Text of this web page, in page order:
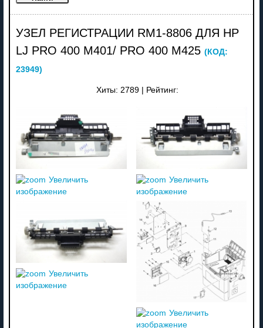
УЗЕЛ РЕГИСТРАЦИИ RM1-8806 ДЛЯ HP
LJ PRO 400 M401/ PRO 400 M425 (КОД:
23949)
Хиты: 2789 Рейтинг:
Увеличить
изображение
Увеличить
изображение
Увеличить
изображение
Увеличить
изображение